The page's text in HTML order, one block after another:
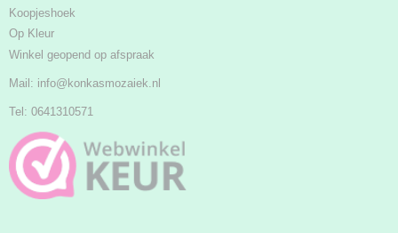
Koopjeshoek
Op Kleur
Winkel geopend op afspraak
Mail: info@konkasmozaiek.nl
Tel: 0641310571